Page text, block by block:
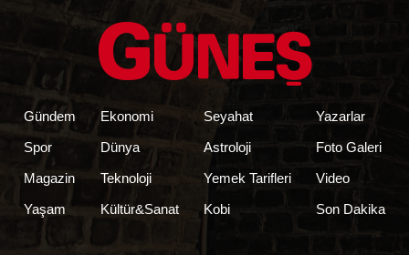
Gündem
Spor
Magazin
Yaşam
Ekonomi
Dünya
Teknoloji
Kültür&Sanat
Seyahat
Astroloji
Yemek Tarifleri
Kobi
Yazarlar
Foto Galeri
Video
Son Dakika